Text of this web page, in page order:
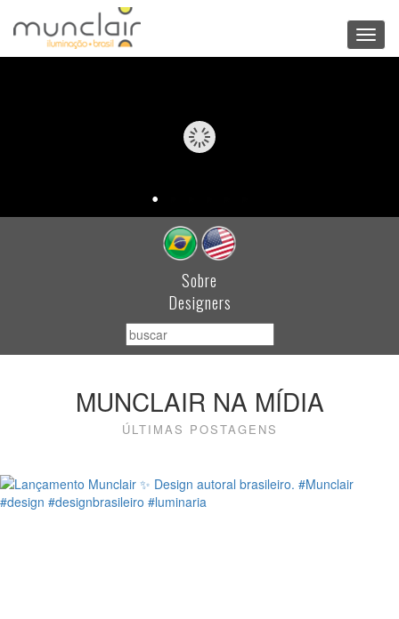
Sobre
Designers
MUNCLAIR NA MÍDIA
ÚLTIMAS POSTAGENS